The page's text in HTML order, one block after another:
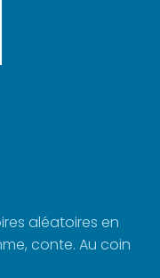
aléatoires en
conte. Au coin